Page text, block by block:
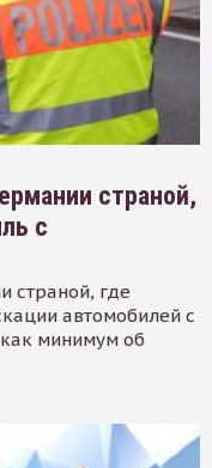
страной,
с
страной, где
автомобилей с
минимум об